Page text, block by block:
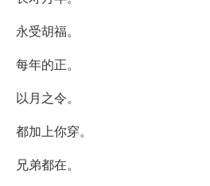
永受胡福。
每年的正。
以月之令。
都加上你穿。
兄弟都在。